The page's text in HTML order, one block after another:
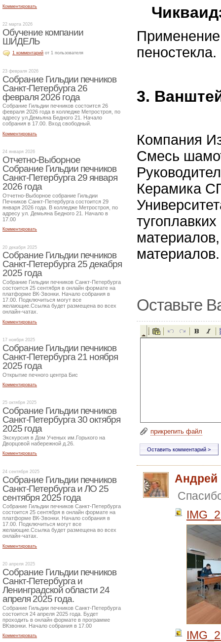
пеностекла.
3.
Компания
Смесь
Керамика
материалов.
Оставьте
прикрепить файл
Комментировать
22 марта 2026
Обучение компании
ШИДЕЛЬ
1 комментарий от 1 пользователя
23 февраля 2026
Собрание Гильдии печников
Санкт-Петербурга 26
февраля 2026 года
Собрание Гильдии печников состоится 26
февраля 2026 года в колледже Метростроя, по
адресу ул.Демьяна Бедного 21. Начало
собрания в 17.00. Вход свободный.
Комментировать
24 января 2026
Отчетно-Выборное
Собрание Гильдии печников
Санкт-Петербурга 29 января
2026 года
Отчетно-Выборное собрание Гильдии
Печников Санкт-Петербурга состоится 29
января 2026 года. В колледже Метростроя, по
адресу ул. Демьяна Бедного 21. Начало в
17.00
Комментировать
20 декабря 2025
Собрание Гильдии печников
Санкт-Петербурга 25 декабря
2025 года
Собрание Гильдии печников Санкт-Петербурга
состоится 25 сентября в онлайн формате на
платформе ВК-Звонки. Начало собрания в
17.00. Подключиться могут все
желающие.Ссылка будет размещена во всех
онлайн-чатах.
Комментировать
17 ноября 2025
Собрание Гильдии печников
Санкт-Петербурга 21 ноября
2025 года
Открытие печного центра Бис
Комментировать
25 октября 2025
Собрание Гильдии печников
Санкт-Петербурга 30 октября
2025 года
Экскурсия в Дом Ученых им.Горького на
Дворцовой набережной д.26.
Комментировать
24 сентября 2025
Собрание Гильдии печников
Санкт-Петербурга и ЛО 25
сентября 2025 года
Собрание Гильдии печников Санкт-Петербурга
состоится 25 сентября в онлайн формате на
платформе ВК-Звонки. Начало собрания в
17.00. Подключиться могут все
желающие.Ссылка будет размещена во всех
онлайн-чатах.
Комментировать
20 апреля 2025
Собрание Гильдии печников
Санкт-Петербурга и
Ленинградской области 24
апреля 2025 года.
Собрание Гильдии печников Санкт-Петербурга
состоится 24 апреля 2025 года. Будет
проходить в онлайн формате в программе
ВКзвонки. Начало собрания в 17.00
Комментировать